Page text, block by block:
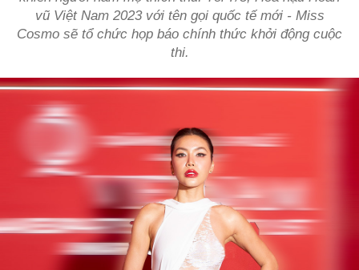
vũ Việt Nam 2023 với tên gọi quốc tế mới - Miss
Cosmo sẽ tổ chức họp báo chính thức khởi động cuộc
thi.